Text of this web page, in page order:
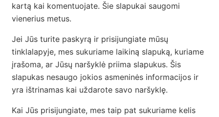
kartą kai komentuojate. Šie slapukai saugomi
vienerius metus.
Jei Jūs turite paskyrą ir prisijungiate mūsų
tinklalapyje, mes sukuriame laikiną slapuką, kuriame
įrašoma, ar Jūsų naršyklė priima slapukus. Šis
slapukas nesaugo jokios asmeninės informacijos ir
yra ištrinamas kai uždarote savo naršyklę.
Kai Jūs prisijungiate, mes taip pat sukuriame kelis